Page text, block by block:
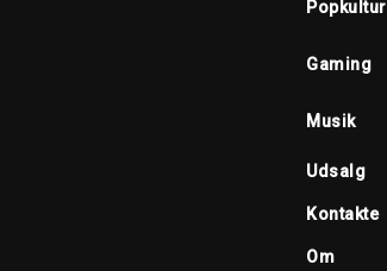
Popkultur
Gaming
Musik
Udsalg
Kontakte
Om